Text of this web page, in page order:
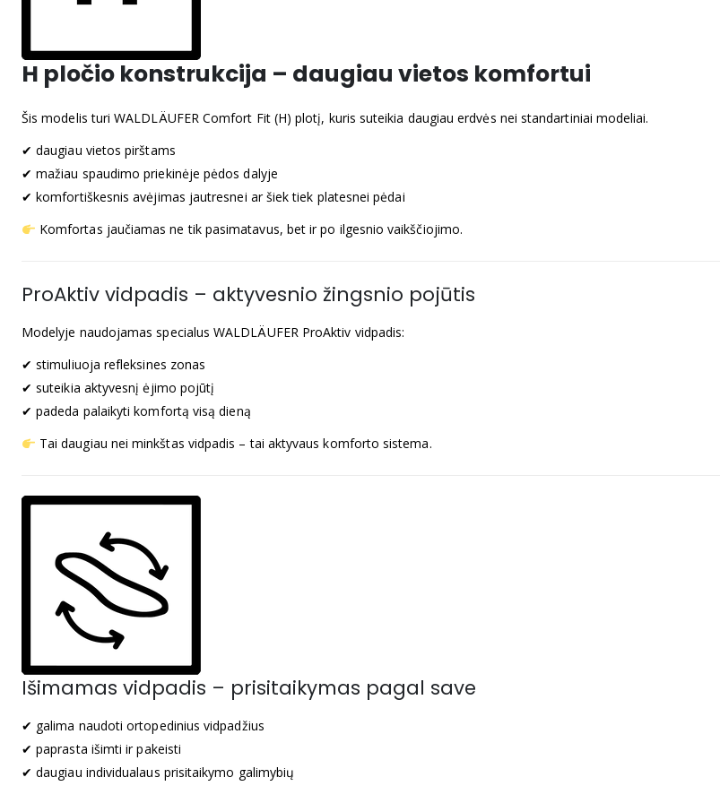
H pločio konstrukcija – daugiau vietos komfortui
Šis modelis turi WALDLÄUFER Comfort Fit (H) plotį, kuris suteikia daugiau erdvės nei standartiniai modeliai.
✔ daugiau vietos pirštams
✔ mažiau spaudimo priekinėje pėdos dalyje
✔ komfortiškesnis avėjimas jautresnei ar šiek tiek platesnei pėdai
Komfortas jaučiamas ne tik pasimatavus, bet ir po ilgesnio vaikščiojimo.
ProAktiv vidpadis – aktyvesnio žingsnio pojūtis
Modelyje naudojamas specialus WALDLÄUFER ProAktiv vidpadis:
✔ stimuliuoja refleksines zonas
✔ suteikia aktyvesnį ėjimo pojūtį
✔ padeda palaikyti komfortą visą dieną
Tai daugiau nei minkštas vidpadis – tai aktyvaus komforto sistema.
Išimamas vidpadis – prisitaikymas pagal save
✔ galima naudoti ortopedinius vidpadžius
✔ paprasta išimti ir pakeisti
✔ daugiau individualaus prisitaikymo galimybių